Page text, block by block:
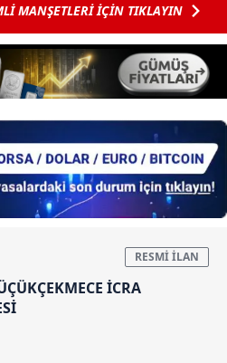
MANŞETLERİ İÇİN TIKLAYIN
İCRA